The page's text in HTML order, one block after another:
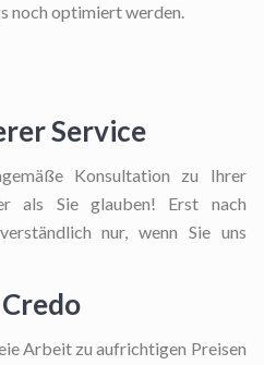
noch optimiert werden.
Service
Konsultation zu Ihrer
als Sie glauben! Erst nach
nur, wenn Sie uns
Arbeit zu aufrichtigen Preisen